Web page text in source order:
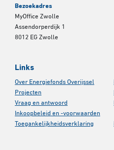
Bezoekadres
MyOffice Zwolle
Assendorperdijk 1
8012 EG Zwolle
Links
Over Energiefonds Overijssel
Projecten
Vraag en antwoord
Inkoopbeleid en -voorwaarden
Toegankelijkheidsverklaring